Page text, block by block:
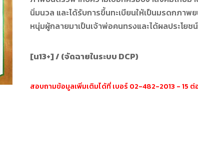
นิ่มนวล และได้รับการขึ้นทะเบียนให้เป็นมรดกภาพ
หนุ่มผู้กลายมาเป็นเจ้าพ่อคนทรงและได้ผลประโย
[น13+] / (จัดฉายในระบบ DCP)
สอบถามข้อมูลเพิ่มเติมได้ที่ เบอร์ 02-482-2013 - 15